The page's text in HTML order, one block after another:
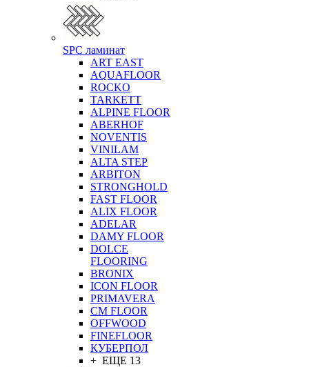
SPC ламинат
ART EAST
AQUAFLOOR
ROCKO
TARKETT
ALPINE FLOOR
ABERHOF
NOVENTIS
VINILAM
ALTA STEP
ARBITON
STRONGHOLD
FAST FLOOR
ALIX FLOOR
ADELAR
DAMY FLOOR
DOLCE
FLOORING
BRONIX
ICON FLOOR
PRIMAVERA
CM FLOOR
OFFWOOD
FINEFLOOR
КУБЕРПОЛ
+ ЕЩЕ 13